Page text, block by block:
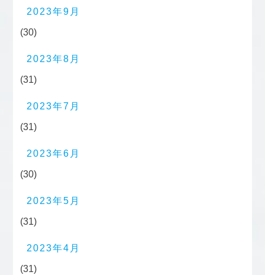
2023年9月
(30)
2023年8月
(31)
2023年7月
(31)
2023年6月
(30)
2023年5月
(31)
2023年4月
(31)